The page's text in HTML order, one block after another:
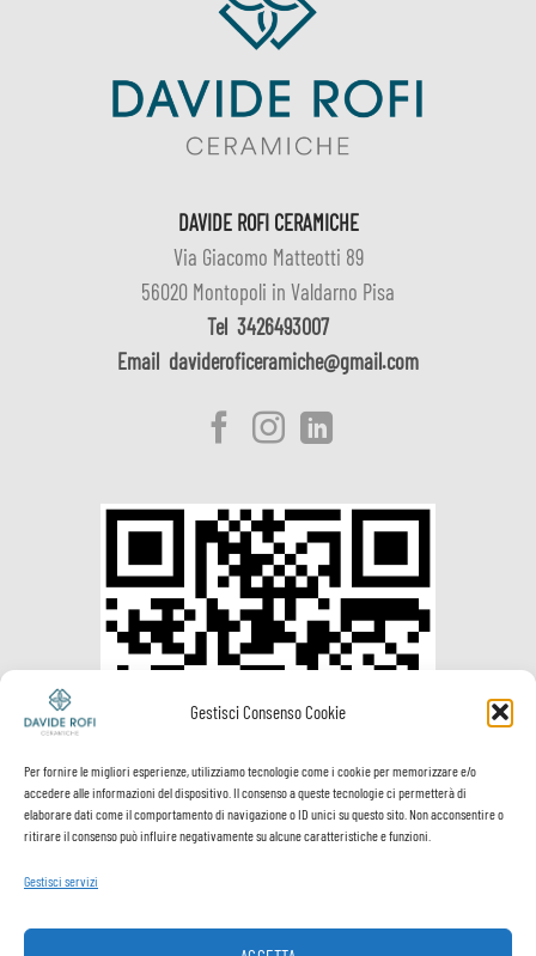
Gestisci Consenso Cookie
Per fornire le migliori esperienze, utilizziamo tecnologie come i cookie per memorizzare e/o
accedere alle informazioni del dispositivo. Il consenso a queste tecnologie ci permetterà di
elaborare dati come il comportamento di navigazione o ID unici su questo sito. Non acconsentire o
ritirare il consenso può influire negativamente su alcune caratteristiche e funzioni.
Gestisci servizi
DAVIDE ROFI CERAMICHE
Via Giacomo Matteotti 89
56020 Montopoli in Valdarno Pisa
Tel 3426493007
Email davideroficeramiche@gmail.com